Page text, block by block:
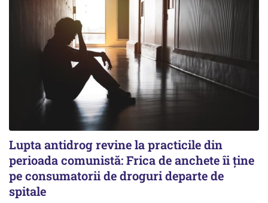
Lupta antidrog revine la practicile din
perioada comunistă: Frica de anchete îi ține
pe consumatorii de droguri departe de
spitale